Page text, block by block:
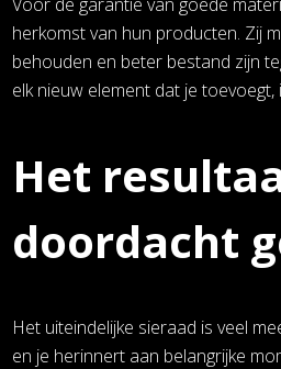
herkomst van hun producten. Zij
behouden en beter bestand zijn
elk nieuw element dat je
Het
doordacht
Het uiteindelijke sieraad is veel
en je herinnert aan belangrijke